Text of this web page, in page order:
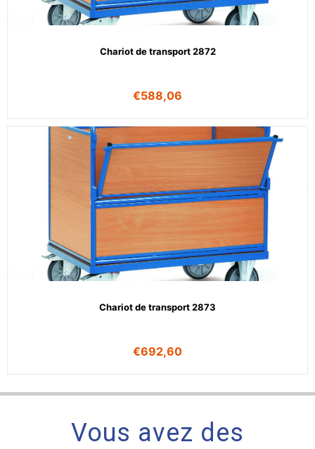
Chariot de transport 2872
€588,06
Chariot de transport 2873
€692,60
Vous avez des